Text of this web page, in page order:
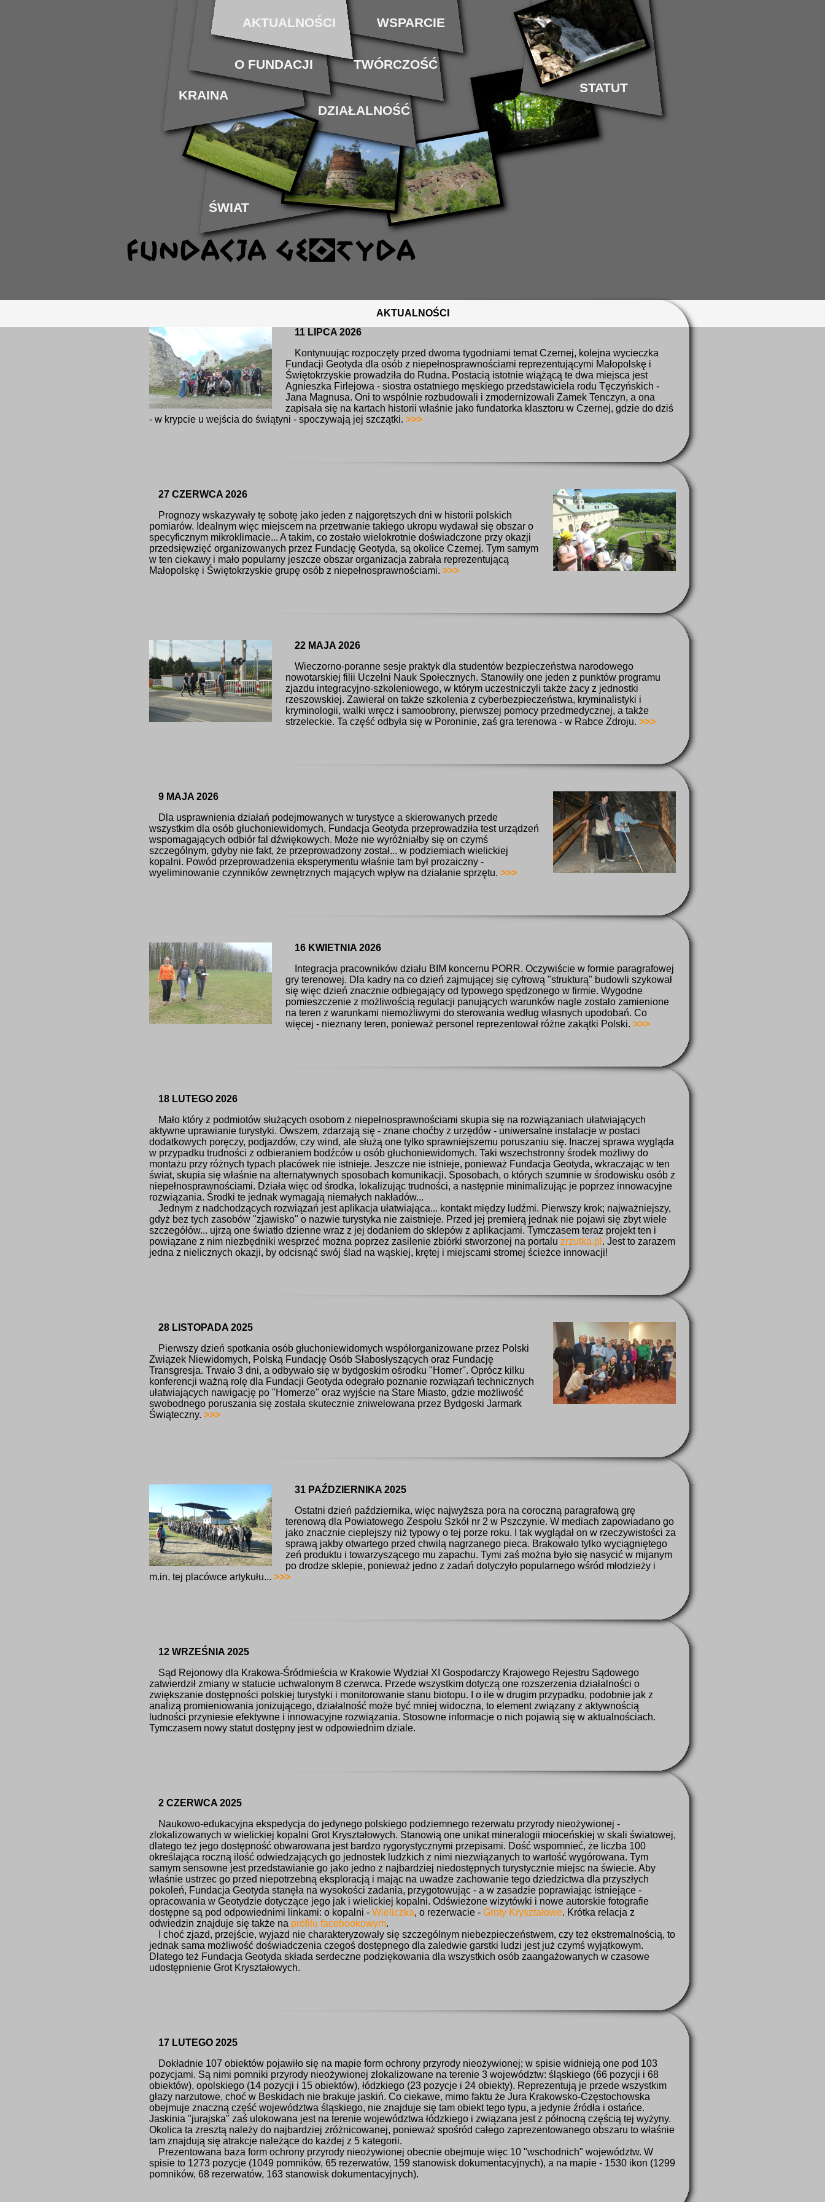
AKTUALNOŚCI
11 LIPCA 2026
Kontynuując rozpoczęty przed dwoma tygodniami temat Czernej, kolejna wycieczka
Fundacji Geotyda dla osób z niepełnosprawnościami reprezentującymi Małopolskę i
Świętokrzyskie prowadziła do Rudna. Postacią istotnie wiążącą te dwa miejsca jest
Agnieszka Firlejowa - siostra ostatniego męskiego przedstawiciela rodu Tęczyńskich -
Jana Magnusa. Oni to wspólnie rozbudowali i zmodernizowali Zamek Tenczyn, a ona
zapisała się na kartach historii właśnie jako fundatorka klasztoru w Czernej, gdzie do dziś
- w krypcie u wejścia do świątyni - spoczywają jej szczątki. >>>
27 CZERWCA 2026
Prognozy wskazywały tę sobotę jako jeden z najgorętszych dni w historii polskich
pomiarów. Idealnym więc miejscem na przetrwanie takiego ukropu wydawał się obszar o
specyficznym mikroklimacie... A takim, co zostało wielokrotnie doświadczone przy okazji
przedsięwzięć organizowanych przez Fundację Geotyda, są okolice Czernej. Tym samym
w ten ciekawy i mało popularny jeszcze obszar organizacja zabrała reprezentującą
Małopolskę i Świętokrzyskie grupę osób z niepełnosprawnościami. >>>
22 MAJA 2026
Wieczorno-poranne sesje praktyk dla studentów bezpieczeństwa narodowego
nowotarskiej filii Uczelni Nauk Społecznych. Stanowiły one jeden z punktów programu
zjazdu integracyjno-szkoleniowego, w którym uczestniczyli także żacy z jednostki
rzeszowskiej. Zawierał on także szkolenia z cyberbezpieczeństwa, kryminalistyki i
kryminologii, walki wręcz i samoobrony, pierwszej pomocy przedmedycznej, a także
strzeleckie. Ta część odbyła się w Poroninie, zaś gra terenowa - w Rabce Zdroju. >>>
9 MAJA 2026
Dla usprawnienia działań podejmowanych w turystyce a skierowanych przede
wszystkim dla osób głuchoniewidomych, Fundacja Geotyda przeprowadziła test urządzeń
wspomagających odbiór fal dźwiękowych. Może nie wyróżniałby się on czymś
szczególnym, gdyby nie fakt, że przeprowadzony został... w podziemiach wielickiej
kopalni. Powód przeprowadzenia eksperymentu właśnie tam był prozaiczny -
wyeliminowanie czynników zewnętrznych mających wpływ na działanie sprzętu. >>>
16 KWIETNIA 2026
Integracja pracowników działu BIM koncernu PORR. Oczywiście w formie paragrafowej
gry terenowej. Dla kadry na co dzień zajmującej się cyfrową "strukturą" budowli szykował
się więc dzień znacznie odbiegający od typowego spędzonego w firmie. Wygodne
pomieszczenie z możliwością regulacji panujących warunków nagle zostało zamienione
na teren z warunkami niemożliwymi do sterowania według własnych upodobań. Co
więcej - nieznany teren, ponieważ personel reprezentował różne zakątki Polski. >>>
18 LUTEGO 2026
Mało który z podmiotów służących osobom z niepełnosprawnościami skupia się na rozwiązaniach ułatwiających
aktywne uprawianie turystyki. Owszem, zdarzają się - znane choćby z urzędów - uniwersalne instalacje w postaci
dodatkowych poręczy, podjazdów, czy wind, ale służą one tylko sprawniejszemu poruszaniu się. Inaczej sprawa wygląda
w przypadku trudności z odbieraniem bodźców u osób głuchoniewidomych. Taki wszechstronny środek możliwy do
montażu przy różnych typach placówek nie istnieje. Jeszcze nie istnieje, ponieważ Fundacja Geotyda, wkraczając w ten
świat, skupia się właśnie na alternatywnych sposobach komunikacji. Sposobach, o których szumnie w środowisku osób z
niepełnosprawnościami. Działa więc od środka, lokalizując trudności, a następnie minimalizując je poprzez innowacyjne
rozwiązania. Środki te jednak wymagają niemałych nakładów...
Jednym z nadchodzących rozwiązań jest aplikacja ułatwiająca... kontakt między ludźmi. Pierwszy krok; najważniejszy,
gdyż bez tych zasobów "zjawisko" o nazwie turystyka nie zaistnieje. Przed jej premierą jednak nie pojawi się zbyt wiele
szczegółów... ujrzą one światło dzienne wraz z jej dodaniem do sklepów z aplikacjami. Tymczasem teraz projekt ten i
powiązane z nim niezbędniki wesprzeć można poprzez zasilenie zbiórki stworzonej na portalu zrzutka.pl . Jest to zarazem
jedna z nielicznych okazji, by odcisnąć swój ślad na wąskiej, krętej i miejscami stromej ścieżce innowacji!
28 LISTOPADA 2025
Pierwszy dzień spotkania osób głuchoniewidomych współorganizowane przez Polski
Związek Niewidomych, Polską Fundację Osób Słabosłyszących oraz Fundację
Transgresja. Trwało 3 dni, a odbywało się w bydgoskim ośrodku "Homer". Oprócz kilku
konferencji ważną rolę dla Fundacji Geotyda odegrało poznanie rozwiązań technicznych
ułatwiających nawigację po "Homerze" oraz wyjście na Stare Miasto, gdzie możliwość
swobodnego poruszania się została skutecznie zniwelowana przez Bydgoski Jarmark
Świąteczny. >>>
31 PAŹDZIERNIKA 2025
Ostatni dzień października, więc najwyższa pora na coroczną paragrafową grę
terenową dla Powiatowego Zespołu Szkół nr 2 w Pszczynie. W mediach zapowiadano go
jako znacznie cieplejszy niż typowy o tej porze roku. I tak wyglądał on w rzeczywistości za
sprawą jakby otwartego przed chwilą nagrzanego pieca. Brakowało tylko wyciągniętego
zeń produktu i towarzyszącego mu zapachu. Tymi zaś można było się nasycić w mijanym
po drodze sklepie, ponieważ jedno z zadań dotyczyło popularnego wśród młodzieży i
m.in. tej placówce artykułu... >>>
12 WRZEŚNIA 2025
Sąd Rejonowy dla Krakowa-Śródmieścia w Krakowie Wydział XI Gospodarczy Krajowego Rejestru Sądowego
zatwierdził zmiany w statucie uchwalonym 8 czerwca. Przede wszystkim dotyczą one rozszerzenia działalności o
zwiększanie dostępności polskiej turystyki i monitorowanie stanu biotopu. I o ile w drugim przypadku, podobnie jak z
analizą promieniowania jonizującego, działalność może być mniej widoczna, to element związany z aktywnością
ludności przyniesie efektywne i innowacyjne rozwiązania. Stosowne informacje o nich pojawią się w aktualnościach.
Tymczasem nowy statut dostępny jest w odpowiednim dziale.
2 CZERWCA 2025
Naukowo-edukacyjna ekspedycja do jedynego polskiego podziemnego rezerwatu przyrody nieożywionej -
zlokalizowanych w wielickiej kopalni Grot Kryształowych. Stanowią one unikat mineralogii mioceńskiej w skali światowej,
dlatego też jego dostępność obwarowana jest bardzo rygorystycznymi przepisami. Dość wspomnieć, że liczba 100
określająca roczną ilość odwiedzających go jednostek ludzkich z nimi niezwiązanych to wartość wygórowana. Tym
samym sensowne jest przedstawianie go jako jedno z najbardziej niedostępnych turystycznie miejsc na świecie. Aby
właśnie ustrzec go przed niepotrzebną eksploracją i mając na uwadze zachowanie tego dziedzictwa dla przyszłych
pokoleń, Fundacja Geotyda stanęła na wysokości zadania, przygotowując - a w zasadzie poprawiając istniejące -
opracowania w Geotydzie dotyczące jego jak i wielickiej kopalni. Odświeżone wizytówki i nowe autorskie fotografie
dostępne są pod odpowiednimi linkami: o kopalni - Wieliczka, o rezerwacie - Groty Kryształowe. Krótka relacja z
odwiedzin znajduje się także na profilu facebookowym.
I choć zjazd, przejście, wyjazd nie charakteryzowały się szczególnym niebezpieczeństwem, czy też ekstremalnością, to
jednak sama możliwość doświadczenia czegoś dostępnego dla zaledwie garstki ludzi jest już czymś wyjątkowym.
Dlatego też Fundacja Geotyda składa serdeczne podziękowania dla wszystkich osób zaangażowanych w czasowe
udostępnienie Grot Kryształowych.
17 LUTEGO 2025
Dokładnie 107 obiektów pojawiło się na mapie form ochrony przyrody nieożywionej; w spisie widnieją one pod 103
pozycjami. Są nimi pomniki przyrody nieożywionej zlokalizowane na terenie 3 województw: śląskiego (66 pozycji i 68
obiektów), opolskiego (14 pozycji i 15 obiektów), łódzkiego (23 pozycje i 24 obiekty). Reprezentują je przede wszystkim
głazy narzutowe, choć w Beskidach nie brakuje jaskiń. Co ciekawe, mimo faktu że Jura Krakowsko-Częstochowska
obejmuje znaczną część województwa śląskiego, nie znajduje się tam obiekt tego typu, a jedynie źródła i ostańce.
Jaskinia "jurajska" zaś ulokowana jest na terenie województwa łódzkiego i związana jest z północną częścią tej wyżyny.
Okolica ta zresztą należy do najbardziej zróżnicowanej, ponieważ spośród całego zaprezentowanego obszaru to właśnie
tam znajdują się atrakcje należące do każdej z 5 kategorii.
Prezentowana baza form ochrony przyrody nieożywionej obecnie obejmuje więc 10 "wschodnich" województw. W
spisie to 1273 pozycje (1049 pomników, 65 rezerwatów, 159 stanowisk dokumentacyjnych), a na mapie - 1530 ikon (1299
pomników, 68 rezerwatów, 163 stanowisk dokumentacyjnych).
ŚWIAT
KRAINA
AKTUALNOŚCI
O FUNDACJI
WSPARCIE
TWÓRCZOŚĆ
DZIAŁALNOŚĆ
STATUT